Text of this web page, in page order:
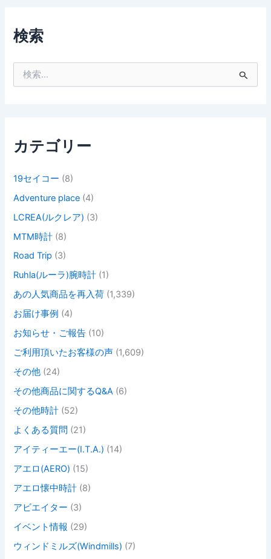
検索
カテゴリー
19セイコー (8)
Adventure place (4)
LCREA(ルクレア) (3)
MTM時計 (8)
Road Trip (3)
Ruhla(ルーラ)腕時計 (1)
あの人気商品を再入荷 (1,339)
お届け事例 (4)
お知らせ・ご報告 (10)
ご利用頂いたお客様の声 (1,609)
その他 (24)
その他商品に関するQ&A (6)
その他時計 (52)
よくある質問 (21)
アイティーエー(I.T.A.) (14)
アエロ(AERO) (15)
アエロ懐中時計 (8)
アビエイター (3)
イベント情報 (29)
ウィンドミルズ(Windmills) (7)